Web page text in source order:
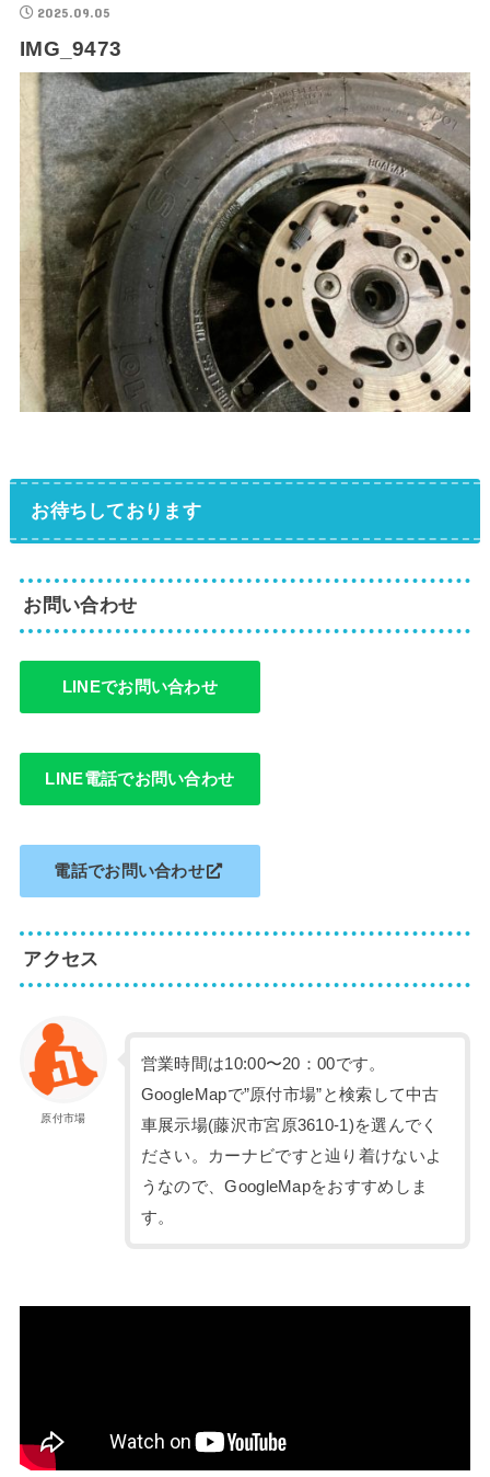
2025.09.05
IMG_9473
お待ちしております
お問い合わせ
LINEでお問い合わせ
LINE電話でお問い合わせ
電話でお問い合わせ
アクセス
原付市場
営業時間は10:00〜20：00です。
GoogleMapで”原付市場”と検索して中古
車展示場(藤沢市宮原3610-1)を選んでく
ださい。カーナビですと辿り着けないよ
うなので、GoogleMapをおすすめしま
す。